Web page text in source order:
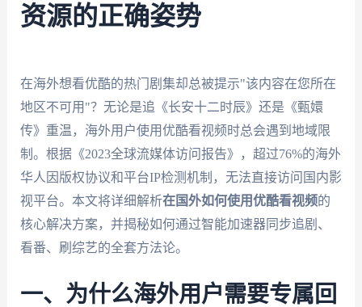
资源的正确姿势
在海外想看优酷的热门剧集却总被提示"该内容在您所在
地区不可用"？无论是追《长安十二时辰》还是《甄嬛
传》重温，海外用户使用优酷看视频时总会遇到地域限
制。根据《2023全球流媒体访问报告》，超过76%的海外
华人因版权协议和平台IP检测机制，无法直接访问国内影
视平台。本文将详细解析在国外如何使用优酷看视频的
核心解决方案，并揭秘如何通过智能加速器同步追剧、
看番、刷综艺的全套方法论。
一、为什么海外用户需要专属回